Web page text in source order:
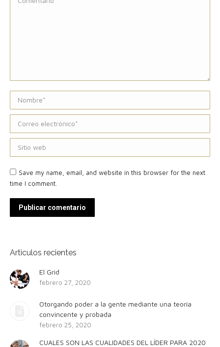
Nombre *
Correo electrónico *
Sitio web
Save my name, email, and website in this browser for the next
time I comment.
Publicar comentario
Articulos recientes
El Grid
febrero 27, 2020
Otorgando poder a la gente mediante una teoría
convincente y probada
febrero 25, 2020
CUALES SON LAS CUALIDADES DEL LÍDER PARA 2020